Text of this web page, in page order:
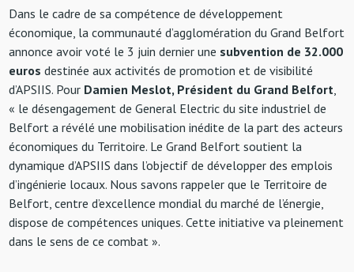
Dans le cadre de sa compétence de développement
économique, la communauté d’agglomération du Grand Belfort
annonce avoir voté le 3 juin dernier une subvention de 32.000
euros destinée aux activités de promotion et de visibilité
d’APSIIS. Pour Damien Meslot, Président du Grand Belfort,
« le désengagement de General Electric du site industriel de
Belfort a révélé une mobilisation inédite de la part des acteurs
économiques du Territoire. Le Grand Belfort soutient la
dynamique d’APSIIS dans l’objectif de développer des emplois
d’ingénierie locaux. Nous savons rappeler que le Territoire de
Belfort, centre d’excellence mondial du marché de l’énergie,
dispose de compétences uniques. Cette initiative va pleinement
dans le sens de ce combat ».